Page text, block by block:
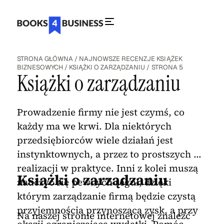
STRONA GŁÓWNA / NAJNOWSZE RECENZJE KSIĄŻEK
BIZNESOWYCH / KSIĄŻKI O ZARZĄDZANIU / STRONA 5
Książki o zarządzaniu
Prowadzenie firmy nie jest czymś, co
każdy ma we krwi. Dla niektórych
przedsiębiorców wiele działań jest
instynktownych, a przez to prostszych w
realizacji w praktyce. Inni z kolei muszą
nauczyć się pewnych reguł, dzięki
którym zarządzanie firmą będzie czystą
przyjemnością przynoszącą zysk, a przy
Książki o zarządzaniu
Na naszej stronie internetowej znaleźć